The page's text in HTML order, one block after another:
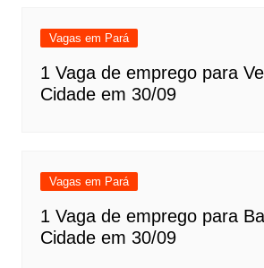
Vagas em Pará
1 Vaga de emprego para
Cidade em 30/09
Vagas em Pará
1 Vaga de emprego para
Cidade em 30/09